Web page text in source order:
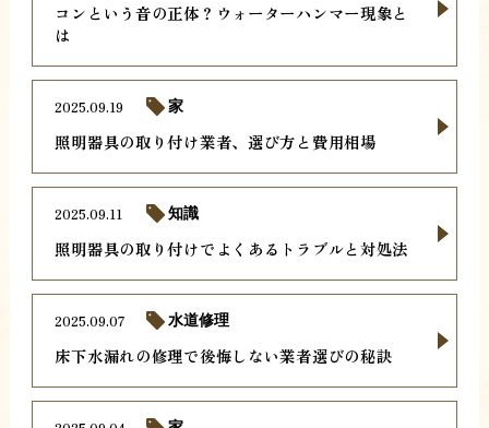
コンという音の正体？ウォーターハンマー現象と
は
照明器具の取り付け業者、選び方と費用相場
2025.09.19 家
照明器具の取り付けでよくあるトラブルと対処法
2025.09.11 知識
床下水漏れの修理で後悔しない業者選びの秘訣
2025.09.07 水道修理